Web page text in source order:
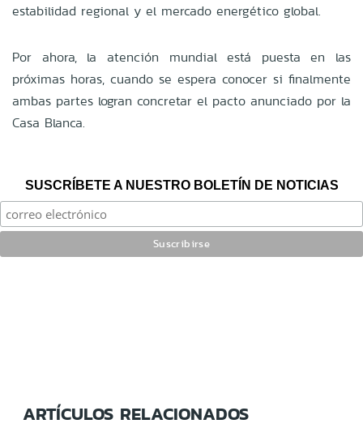
estabilidad regional y el mercado energético global.
Por ahora, la atención mundial está puesta en las
próximas horas, cuando se espera conocer si finalmente
ambas partes logran concretar el pacto anunciado por la
Casa Blanca.
SUSCRÍBETE A NUESTRO BOLETÍN DE NOTICIAS
ARTÍCULOS RELACIONADOS